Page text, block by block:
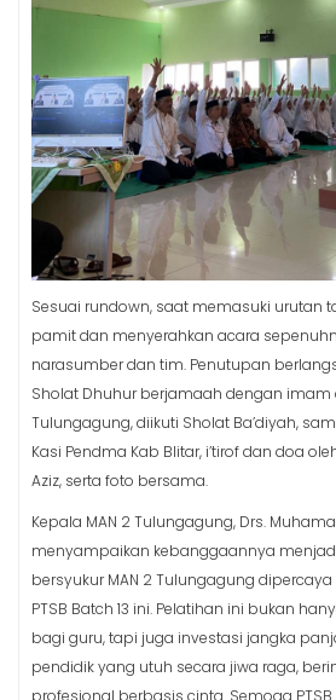
Sesuai rundown, saat memasuki urutan
pamit dan menyerahkan acara
narasumber dan tim. Penutupan
Sholat Dhuhur berjamaah dengan imam
Tulungagung, diikuti Sholat Ba’diyah,
Kasi Pendma Kab Blitar, i’tirof dan doa
Aziz, serta foto bersama.
Kepala MAN 2 Tulungagung, Drs.
menyampaikan kebanggaannya
bersyukur MAN 2 Tulungagung
PTSB Batch 13 ini. Pelatihan ini bukan
bagi guru, tapi juga investasi jangka
pendidik yang utuh secara jiwa raga,
profesional berbasis cinta. Semoga